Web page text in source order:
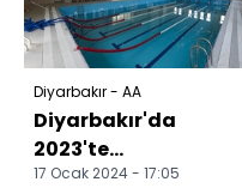
Diyarbakır - AA
Diyarbakır'da
2023'te
tamamlanan 19
17 Ocak 2024 - 17:05